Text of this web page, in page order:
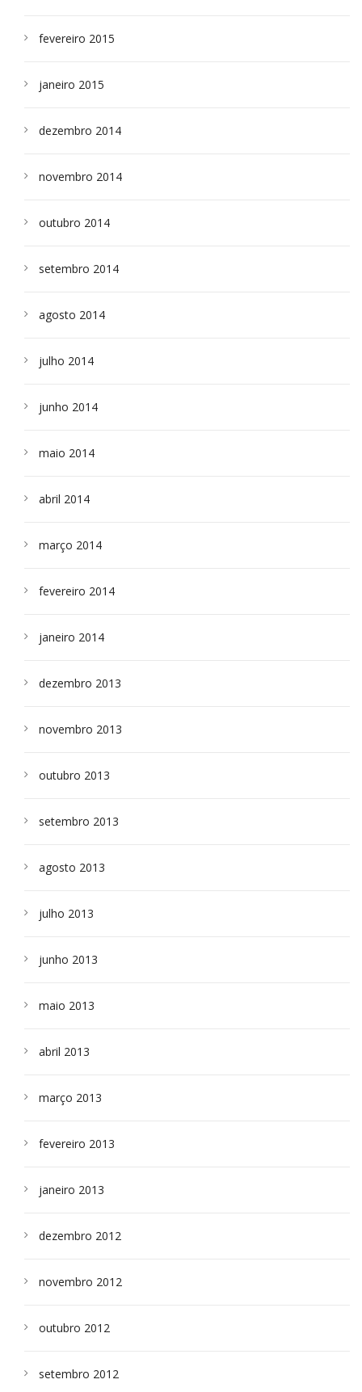
fevereiro 2015
janeiro 2015
dezembro 2014
novembro 2014
outubro 2014
setembro 2014
agosto 2014
julho 2014
junho 2014
maio 2014
abril 2014
março 2014
fevereiro 2014
janeiro 2014
dezembro 2013
novembro 2013
outubro 2013
setembro 2013
agosto 2013
julho 2013
junho 2013
maio 2013
abril 2013
março 2013
fevereiro 2013
janeiro 2013
dezembro 2012
novembro 2012
outubro 2012
setembro 2012